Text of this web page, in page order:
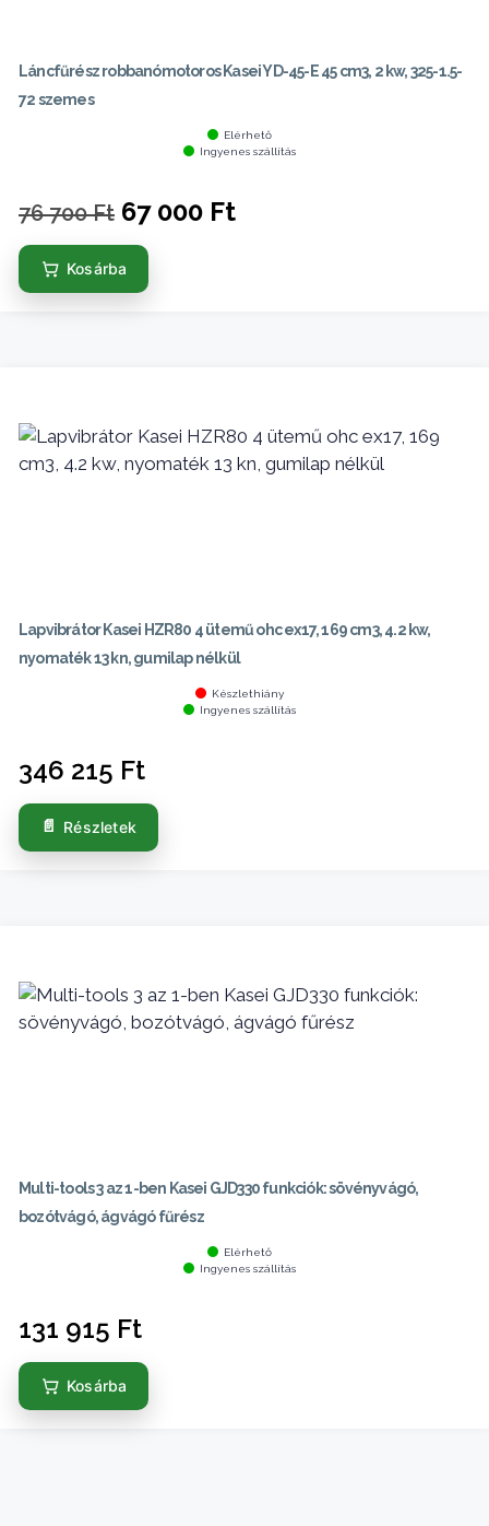
Láncfűrész robbanómotoros Kasei YD-45-E 45 cm3, 2 kw, 325-1.5-
72 szemes
Elérhető
Ingyenes szállítás
76 700Ft Original
price
was:
67 000 FtCurrent
Kosárba
Lapvibrátor Kasei HZR80 4 ütemű ohc ex17, 169 cm3, 4.2 kw,
nyomaték 13 kn, gumilap nélkül
Készlethiány
Ingyenes szállítás
346 215 Ft
Részletek
Multi-tools 3 az 1-ben Kasei GJD330 funkciók: sövényvágó,
bozótvágó, ágvágó fűrész
Elérhető
Ingyenes szállítás
131 915 Ft
Kosárba